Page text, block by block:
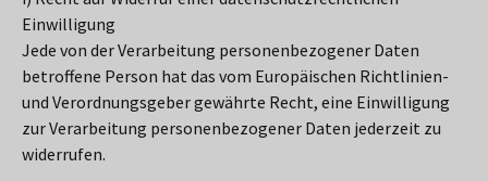
Einwilligung
Jede von der Verarbeitung personenbezogener Daten
betroffene Person hat das vom Europäischen Richtlinien-
und Verordnungsgeber gewährte Recht, eine Einwilligung
zur Verarbeitung personenbezogener Daten jederzeit zu
widerrufen.